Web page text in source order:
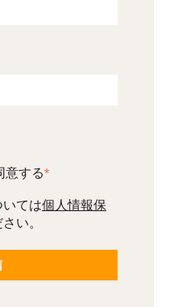
意する*
ては個人情報保
い。